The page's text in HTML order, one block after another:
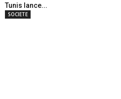
Tunis lance...
SOCIETE